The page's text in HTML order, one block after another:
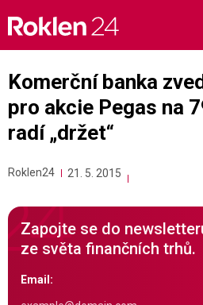
content
Komerční banka
pro akcie Pegas na
radí „držet“
Roklen24 21. 5. 2015
Zapojte se do
ze světa finančních trhů.
Email: